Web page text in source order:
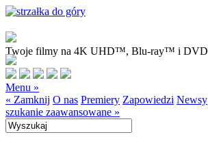
Twoje filmy na 4K UHD™, Blu-ray™ i DVD
Menu »
« Zamknij O nas Premiery Zapowiedzi Newsy
szukanie zaawansowane »